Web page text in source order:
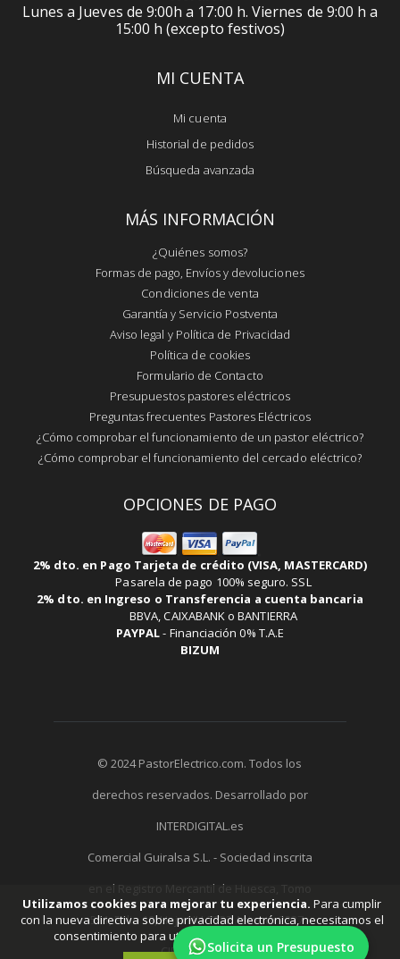
Utilizamos cookies para mejorar tu experiencia. Para cumplir
con la nueva directiva sobre privacidad electrónica, necesitamos el
consentimiento para utilizar tus cookies.
Solicita un Presupuesto
Lunes a Jueves de 9:00h a 17:00 h. Viernes de 9:00 h a
15:00 h (excepto festivos)
MI CUENTA
Mi cuenta
Historial de pedidos
Búsqueda avanzada
MÁS INFORMACIÓN
¿Quiénes somos?
Formas de pago, Envíos y devoluciones
Condiciones de venta
Garantía y Servicio Postventa
Aviso legal y Política de Privacidad
Política de cookies
Formulario de Contacto
Presupuestos pastores eléctricos
Preguntas frecuentes Pastores Eléctricos
¿Cómo comprobar el funcionamiento de un pastor eléctrico?
¿Cómo comprobar el funcionamiento del cercado eléctrico?
OPCIONES DE PAGO
2% dto. en Pago Tarjeta de crédito (VISA, MASTERCARD)
Pasarela de pago 100% seguro. SSL
2% dto. en Ingreso o Transferencia a cuenta bancaria
BBVA, CAIXABANK o BANTIERRA
PAYPAL- Financiación 0% T.A.E
BIZUM
© 2024 PastorElectrico.com. Todos los
derechos reservados. Desarrollado por
INTERDIGITAL.es
Comercial Guiralsa S.L. - Sociedad inscrita
en el Registro Mercantil de Huesca, Tomo
511, Folio 19, Hoja HU-7752 Asiento 2237 -
CIF: B22291058